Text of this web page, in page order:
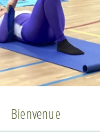
Bienvenue